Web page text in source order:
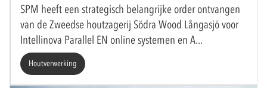
SPM heeft een strategisch belangrijke order ontvangen
van de Zweedse houtzagerij Södra Wood Långasjö voor
Intellinova Parallel EN online systemen en A
Houtverwerking